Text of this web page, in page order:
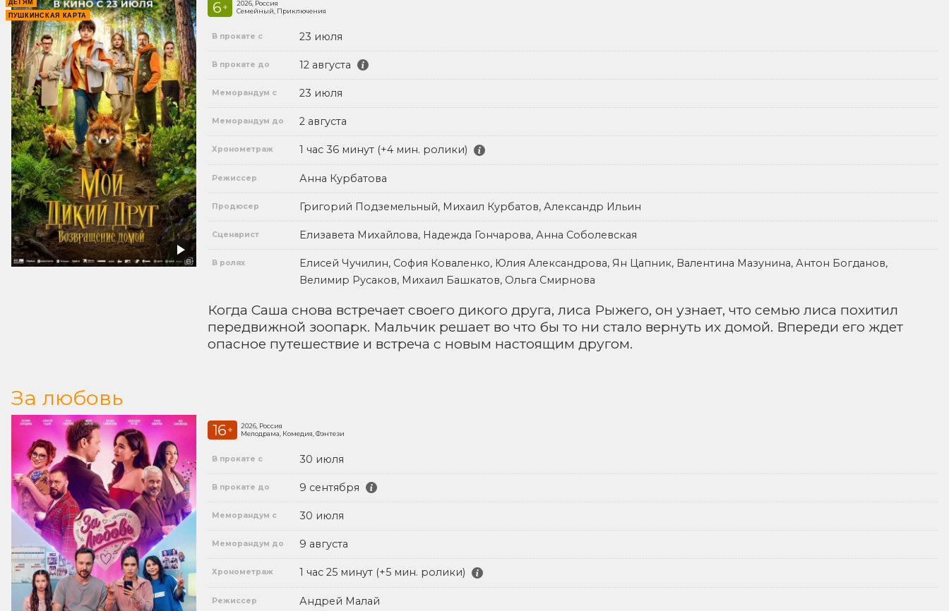
ДЕТЯМ
ПУШКИНСКАЯ КАРТА
6 +
2026, Россия
Семейный, Приключения
В прокате с 23 июля
В прокате до 12 августа
Меморандум с 23 июля
Меморандум до 2 августа
Хронометраж 1 час 36 минут (+4 мин. ролики)
Режиссер Анна Курбатова
Продюсер Григорий Подземельный, Михаил Курбатов, Александр Ильин
Сценарист Елизавета Михайлова, Надежда Гончарова, Анна Соболевская
В ролях
Елисей Чучилин, София Коваленко, Юлия Александрова, Ян Цапник, Валентина Мазунина, Антон Богданов,
Велимир Русаков, Михаил Башкатов, Ольга Смирнова
Когда Саша снова встречает своего дикого друга, лиса Рыжего, он узнает, что семью лиса похитил
передвижной зоопарк. Мальчик решает во что бы то ни стало вернуть их домой. Впереди его ждет
опасное путешествие и встреча с новым настоящим другом.
За любовь
16 +
2026, Россия
Мелодрама, Комедия, Фэнтези
В прокате с 30 июля
В прокате до 9 сентября
Меморандум с 30 июля
Меморандум до 9 августа
Хронометраж 1 час 25 минут (+5 мин. ролики)
Режиссер Андрей Малай